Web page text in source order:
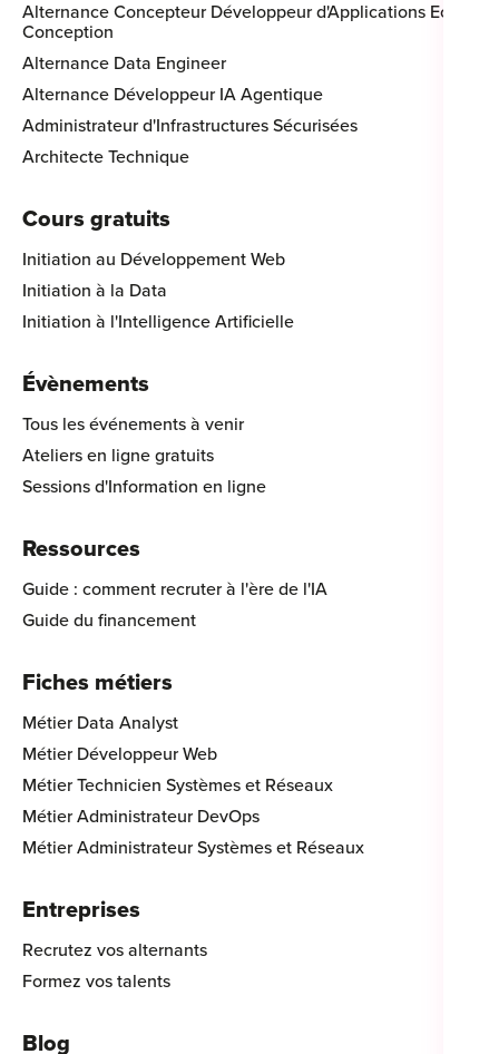
Alternance Concepteur Développeur d'Applications Eco-
Conception
Alternance Data Engineer
Alternance Développeur IA Agentique
Administrateur d'Infrastructures Sécurisées
Architecte Technique
Cours gratuits
Initiation au Développement Web
Initiation à la Data
Initiation à l'Intelligence Artificielle
Évènements
Tous les événements à venir
Ateliers en ligne gratuits
Sessions d'Information en ligne
Ressources
Guide : comment recruter à l'ère de l'IA
Guide du financement
Fiches métiers
Métier Data Analyst
Métier Développeur Web
Métier Technicien Systèmes et Réseaux
Métier Administrateur DevOps
Métier Administrateur Systèmes et Réseaux
Entreprises
Recrutez vos alternants
Formez vos talents
Blog